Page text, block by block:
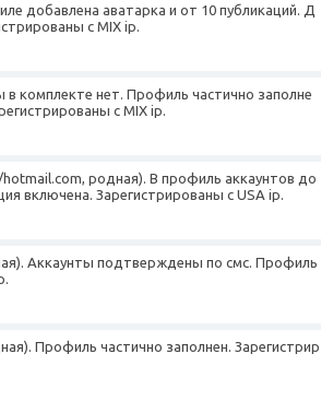
добавлена аватарка и от 10 публикаций. Д
с MIX ip.
комплекте нет. Профиль частично заполне
с MIX ip.
родная). В профиль аккаунтов до
включена. Зарегистрированы с USA ip.
Аккаунты подтверждены по смс. Профиль
Профиль частично заполнен. Зарегистрир